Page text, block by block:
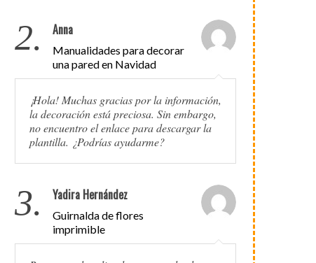
2. Anna
Manualidades para decorar
una pared en Navidad
¡Hola! Muchas gracias por la información,
la decoración está preciosa. Sin embargo,
no encuentro el enlace para descargar la
plantilla. ¿Podrías ayudarme?
3. Yadira Hernández
Guirnalda de flores
imprimible